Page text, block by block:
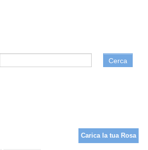
Cerca
Carica la tua Rosa